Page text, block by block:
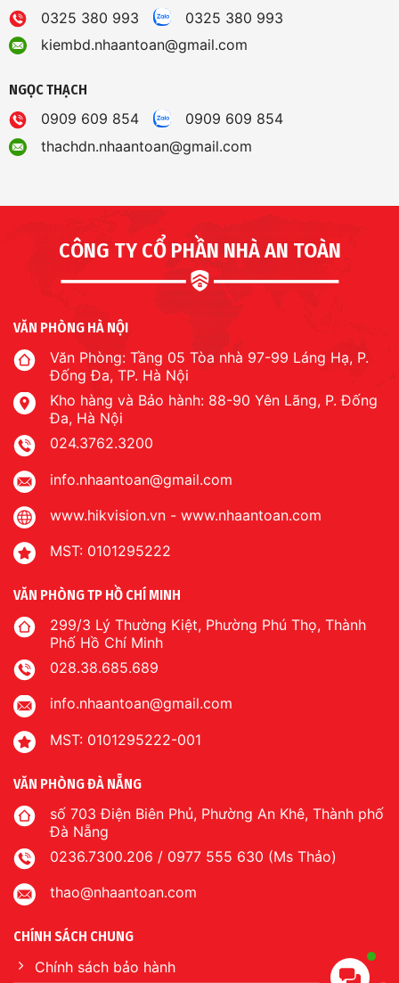
0325 380 993
0325 380 993
kiembd.nhaantoan@gmail.com
NGỌC THẠCH
0909 609 854
0909 609 854
thachdn.nhaantoan@gmail.com
CÔNG TY CỔ PHẦN NHÀ AN TOÀN
VĂN PHÒNG HÀ NỘI
Văn Phòng: Tầng 05 Tòa nhà 97-99 Láng Hạ, P.
Đống Đa, TP. Hà Nội
Kho hàng và Bảo hành: 88-90 Yên Lãng, P. Đống
Đa, Hà Nội
024.3762.3200
info.nhaantoan@gmail.com
www.hikvision.vn - www.nhaantoan.com
MST: 0101295222
VĂN PHÒNG TP HỒ CHÍ MINH
299/3 Lý Thường Kiệt, Phường Phú Thọ, Thành
Phố Hồ Chí Minh
028.38.685.689
info.nhaantoan@gmail.com
MST: 0101295222-001
VĂN PHÒNG ĐÀ NẴNG
số 703 Điện Biên Phủ, Phường An Khê, Thành phố
Đà Nẵng
0236.7300.206 / 0977 555 630 (Ms Thảo)
thao@nhaantoan.com
CHÍNH SÁCH CHUNG
Chính sách bảo hành